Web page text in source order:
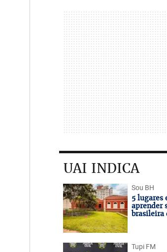
UAI INDICA
Sou BH
5 lugares
aprender
brasileira
Tupi FM